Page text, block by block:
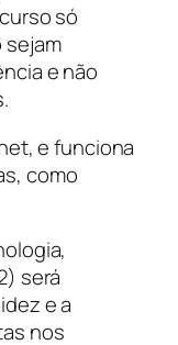
só
sejam
e não
e funciona
como
será
e a
nos